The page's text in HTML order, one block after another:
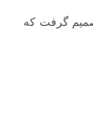
خود که در ۷ خرداد ۱۳۹۰ برگزار شد، تصمیم گرفت که